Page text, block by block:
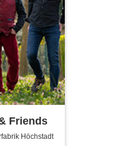
Friends
Höchstadt